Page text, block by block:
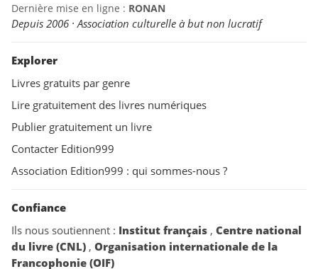
Dernière mise en ligne : RONAN
Depuis 2006 · Association culturelle à but non lucratif
Explorer
Livres gratuits par genre
Lire gratuitement des livres numériques
Publier gratuitement un livre
Contacter Edition999
Association Edition999 : qui sommes-nous ?
Confiance
Ils nous soutiennent : Institut français , Centre national
du livre (CNL) , Organisation internationale de la
Francophonie (OIF)